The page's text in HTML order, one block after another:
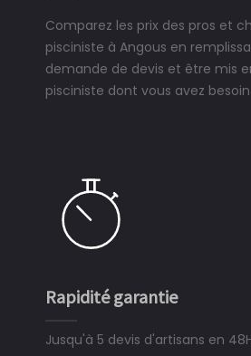
Comparez les prix des pros et
pisciniste à Angous en
demande de devis et être mis
pisciniste dont vous avez
Rapidité garantie
Jusqu'à 5 devis d'artisans en 48H